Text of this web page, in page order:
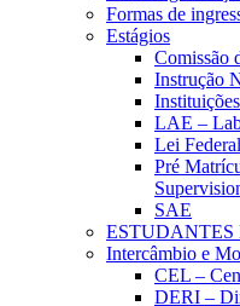
Formas de
Estágios
Comissão
Instrução
LAE –
Lei Federal
Pré
SAE
Intercâmbio e
CEL –
DERI –